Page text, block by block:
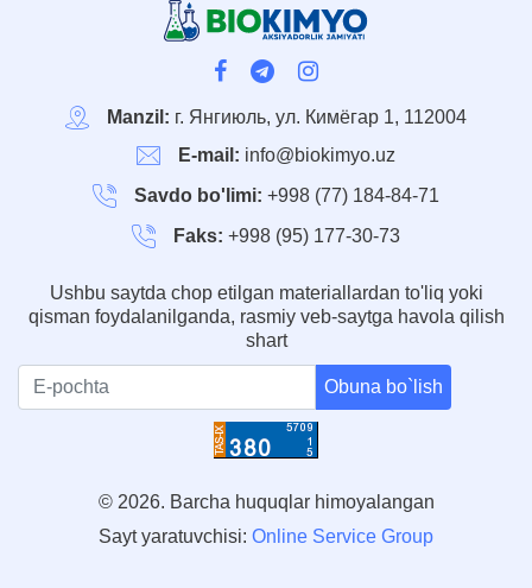
Manzil: г. Янгиюль, ул. Кимёгар 1, 112004
E-mail: info@biokimyo.uz
Savdo bo'limi: +998 (77) 184-84-71
Faks: +998 (95) 177-30-73
Ushbu saytda chop etilgan materiallardan to'liq yoki
qisman foydalanilganda, rasmiy veb-saytga havola qilish
shart
Obuna bo`lish
© 2026. Barcha huquqlar himoyalangan
Sayt yaratuvchisi: Online Service Group